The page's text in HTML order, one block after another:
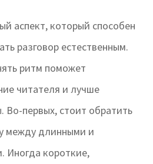
аспект, который способен
разговор естественным.
ритм поможет
читателя и лучше
Во-первых, стоит обратить
между длинными и
Иногда короткие,